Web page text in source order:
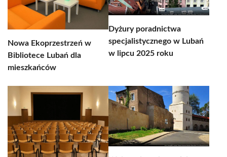
Nowa Ekoprzestrzeń w
Bibliotece Lubań dla
mieszkańców
Dyżury poradnictwa
specjalistycznego w Lubań
w lipcu 2025 roku